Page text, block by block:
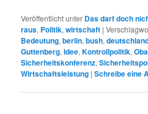
Veröffentlicht unter Das darf doch
raus, Politik,wirtschaft |
Bedeutung,berlin,bush,
Guttenberg,Idee,Kontrollpolitik,
Sicherheitskonferenz,
Wirtschaftsleistung |Schreibe eine